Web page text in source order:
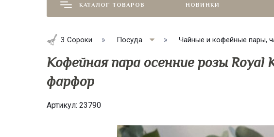
КАТАЛОГ ТОВАРОВ НОВИНКИ
3 Сороки Посуда Чайные и кофейные пары,
Кофейная пара осенние розы Royal
фарфор
Артикул: 23790